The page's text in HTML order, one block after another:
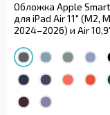
Обложка Apple
для iPad Air 11" (M2,
2024–2026) и Air